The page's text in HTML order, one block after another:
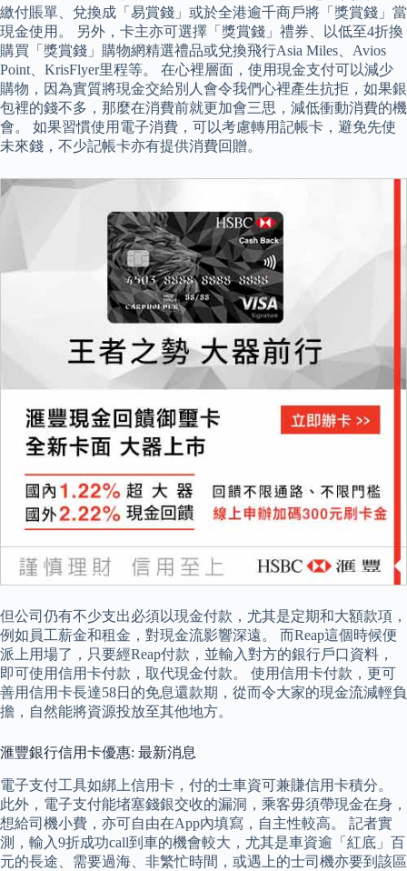
繳付賬單、兌換成「易賞錢」或於全港逾千商戶將「獎賞錢」當
現金使用。 另外，卡主亦可選擇「獎賞錢」禮券、以低至4折換
購買「獎賞錢」購物網精選禮品或兌換飛行Asia Miles、Avios
Point、KrisFlyer里程等。 在心裡層面，使用現金支付可以減少
購物，因為實質將現金交給別人會令我們心裡產生抗拒，如果銀
包裡的錢不多，那麼在消費前就更加會三思，減低衝動消費的機
會。 如果習慣使用電子消費，可以考慮轉用記帳卡，避免先使
未來錢，不少記帳卡亦有提供消費回贈。
但公司仍有不少支出必須以現金付款，尤其是定期和大額款項，
例如員工薪金和租金，對現金流影響深遠。 而Reap這個時候便
派上用場了，只要經Reap付款，並輸入對方的銀行戶口資料，
即可使用信用卡付款，取代現金付款。 使用信用卡付款，更可
善用信用卡長達58日的免息還款期，從而令大家的現金流減輕負
擔，自然能將資源投放至其他地方。
滙豐銀行信用卡優惠: 最新消息
電子支付工具如綁上信用卡，付的士車資可兼賺信用卡積分。
此外，電子支付能堵塞錢銀交收的漏洞，乘客毋須帶現金在身，
想給司機小費，亦可自由在App內填寫，自主性較高。 記者實
測，輸入9折成功call到車的機會較大，尤其是車資逾「紅底」百
元的長途、需要過海、非繁忙時間，或遇上的士司機亦要到該區